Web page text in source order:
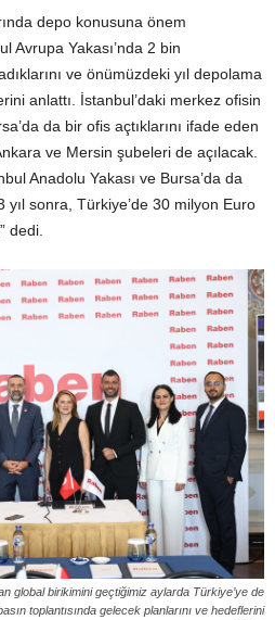
depo konusuna önem
Avrupa Yakası’nda 2 bin
ve önümüzdeki yıl depolama
anlattı. İstanbul’daki merkez ofisin
da bir ofis açtıklarını ifade eden
ve Mersin şubeleri de açılacak.
Anadolu Yakası ve Bursa’da da
yıl sonra, Türkiye’de 30 milyon Euro
dedi.
global birikimini geçtiğimiz aylarda Türkiye’ye de
toplantısında gelecek planlarını ve hedeflerini